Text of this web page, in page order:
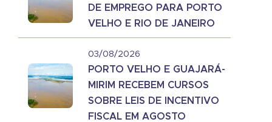
DE EMPREGO PARA PORTO
VELHO E RIO DE JANEIRO
03/08/2026
PORTO VELHO E GUAJARÁ-
MIRIM RECEBEM CURSOS
SOBRE LEIS DE INCENTIVO
FISCAL EM AGOSTO